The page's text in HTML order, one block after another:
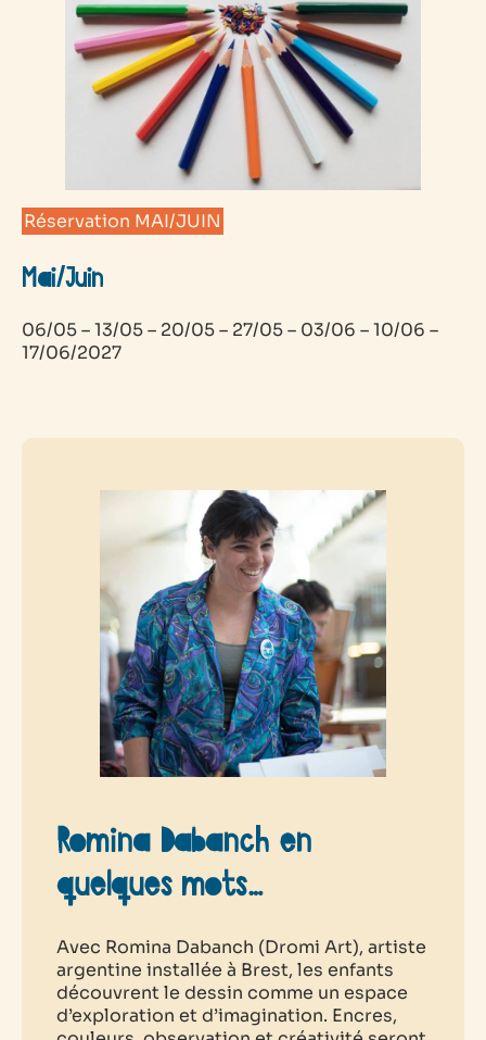
Réservation MAI/JUIN
Mai/Juin
06/05 – 13/05 – 20/05 – 27/05 – 03/06 – 10/06 –
17/06/2027
Romina Dabanch en
quelques mots…
Avec Romina Dabanch (Dromi Art), artiste
argentine installée à Brest, les enfants
découvrent le dessin comme un espace
d’exploration et d’imagination. Encres,